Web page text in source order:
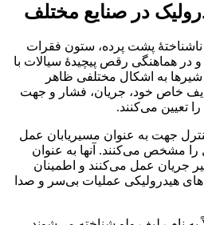
در صنایع مختلف
پشت پرده، ستون فقرات
در هماهنگی رقص پیچیدهٔ سیالات با
به اشکال مختلفی ظاهر
خاص خود، جریان، فشار و جهت
تعیین می‌کنند.
جهت به عنوان مسیریابان عمل
مشخص می‌کنند. آنها به عنوان
جریان عمل می‌کنند و اطمینان
هیدرولیکی عملیات بی‌سر و صدا